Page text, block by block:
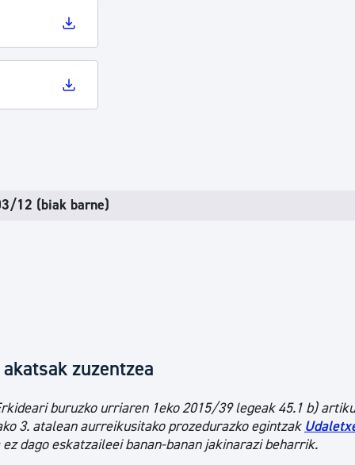
12 (biak barne)
zuzentzea
buruzko urriaren 1eko 2015/39 legeak 45.1 b)
3. atalean aurreikusitako prozedurazko egintzak
dago eskatzaileei banan-banan jakinarazi beharrik.